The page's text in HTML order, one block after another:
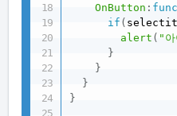
OnButton :
if (
alert ( "
}
}
}
}